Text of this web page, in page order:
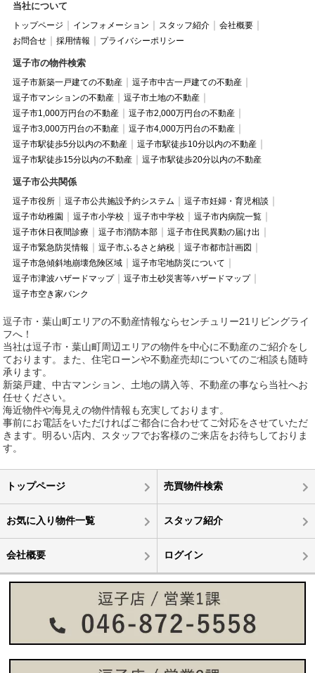
当社について
トップページ インフォメーション スタッフ紹介
会社概要
お問合せ
採用情報 プライバシーポリシー
逗子市の物件検索
逗子市新築一戸建ての不動産
逗子市中古一戸建ての不動産
逗子市マンションの不動産
逗子市土地の不動産
逗子市1,000万円台の不動産
逗子市2,000万円台の不動産
逗子市3,000万円台の不動産
逗子市4,000万円台の不動産
逗子市駅徒歩5分以内の不動産
逗子市駅徒歩10分以内の不動産
逗子市駅徒歩15分以内の不動産
逗子市駅徒歩20分以内の不動産
逗子市公共関係
逗子市役所 逗子市公共施設予約システム
逗子市妊婦・育児相談
逗子市幼稚園
逗子市小学校 逗子市中学校
逗子市内病院一覧
逗子市休日夜間診療
逗子市消防本部
逗子市住民異動の届け出
逗子市緊急防災情報
逗子市ふるさと納税
逗子市都市計画図
逗子市急傾斜地崩壊危険区域
逗子市宅地防災について
逗子市津波ハザードマップ
逗子市土砂災害等ハザードマップ
逗子市空き家バンク
逗子市・葉山町エリアの不動産情報ならセンチュリー21リビングライ
フへ！
当社は逗子市・葉山町周辺エリアの物件を中心に不動産のご紹介をし
ております。また、住宅ローンや不動産売却についてのご相談も随時
承ります。
新築戸建、中古マンション、土地の購入等、不動産の事なら当社へお
任せください。
海近物件や海見えの物件情報も充実しております。
事前にお電話をいただければご都合に合わせてご対応をさせていただ
きます。明るい店内、スタッフでお客様のご来店をお待ちしておりま
す。
トップページ 売買物件検索
お気に入り物件一覧 スタッフ紹介
会社概要 ログイン